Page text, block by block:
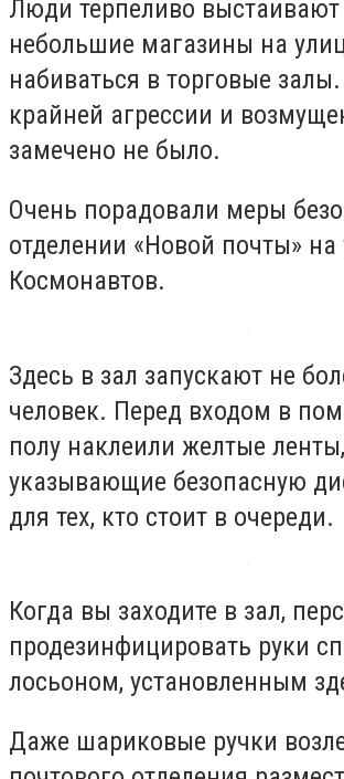
Люди терпеливо выстаивают
небольшие магазины на
набиваться в торговые
крайней агрессии и
замечено не было.
Очень порадовали меры
отделении «Новой почты» на
Космонавтов.
Здесь в зал запускают не
человек. Перед входом в
полу наклеили желтые ленты,
указывающие безопасную
для тех, кто стоит в очереди.
Когда вы заходите в зал,
продезинфицировать руки
лосьоном, установленным
Даже шариковые ручки